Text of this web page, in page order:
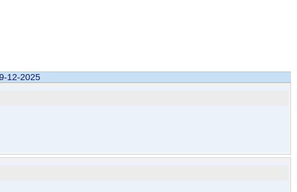
12-2025